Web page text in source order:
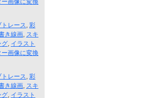
ー画像に変換
トレース, 彩
き線画, スキ
グ, イラスト
ー画像に変換
トレース, 彩
き線画, スキ
グ, イラスト